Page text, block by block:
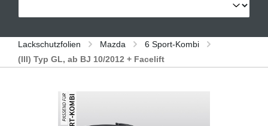
Lackschutzfolien Mazda
6 Sport-Kombi
(III) Typ GL, ab BJ 10/2012 + Facelift
Bildergalerie überspringen